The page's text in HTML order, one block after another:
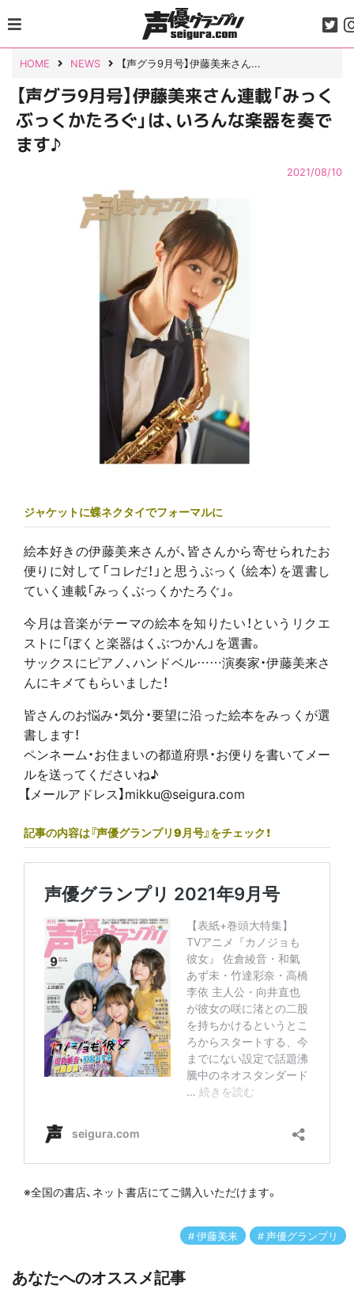
to
content
HOME NEWS 【声グラ9月号】伊藤美来さん...
【声グラ9月号】伊藤美来さん連載「みっく
ぶっくかたろぐ」は、いろんな楽器を奏で
ます♪
2021/08/10
ジャケットに蝶ネクタイでフォーマルに
絵本好きの伊藤美来さんが、皆さんから寄せられたお
便りに対して「コレだ！」と思うぶっく（絵本）を選書し
ていく連載「みっくぶっくかたろぐ」。
今月は音楽がテーマの絵本を知りたい！というリクエ
ストに「ぼくと楽器はくぶつかん」を選書。
サックスにピアノ、ハンドベル……演奏家・伊藤美来さ
んにキメてもらいました！
皆さんのお悩み・気分・要望に沿った絵本をみっくが選
書します！
ペンネーム・お住まいの都道府県・お便りを書いてメー
ルを送ってくださいね♪
【メールアドレス】mikku@seigura.com
記事の内容は『声優グランプリ9月号』をチェック！
※全国の書店、ネット書店にてご購入いただけます。
伊藤美来 声優グランプリ
あなたへのオススメ記事